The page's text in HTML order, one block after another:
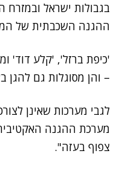
בגבולות ישראל
ההגנה השכבתית של
'כיפת ברזל', 'קלע דוד'
– והן מסוגלות גם להגן
מערכת ההגנה
צפוף בעזה".